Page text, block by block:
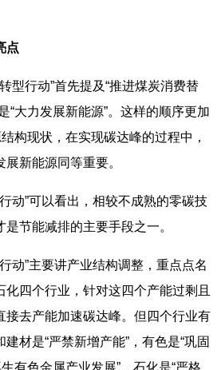
点
型行动”首先提及“推进煤炭消费替
“大力发展新能源”。这样的顺序更加
构现状，在实现碳达峰的过程中，
新能源同等重要。
动”可以看出，相较不成熟的零碳技
节能减排的主要手段之一。
动”主要讲产业结构调整，重点点名
四个行业，针对这四个产能过剩且
接去产能加速碳达峰。但四个行业有
材是“严禁新增产能”，有色是“巩固
有色金属产业发展”，石化是“严格